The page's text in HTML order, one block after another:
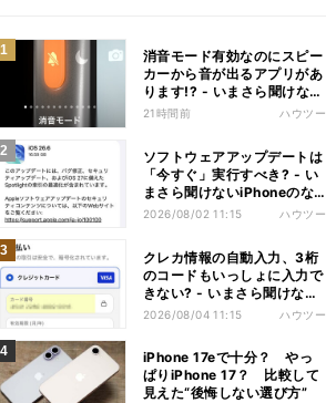
消音モード有効なのにスピー
カーから音が出るアプリがあ
ります!? - いまさら聞けない
iPhoneのなぜ
21時間前 ハウツー
ソフトウェアアップデートは
「今すぐ」実行すべき? - い
まさら聞けないiPhoneのな
ぜ
2026/08/02 11:15 ハウツー
クレカ情報の自動入力、3桁
のコードもいっしょに入力で
きない? - いまさら聞けない
iPhoneのなぜ
2026/08/04 11:15 ハウツー
iPhone 17eで十分？ やっ
ぱりiPhone 17？ 比較して
見えた“後悔しない選び方”